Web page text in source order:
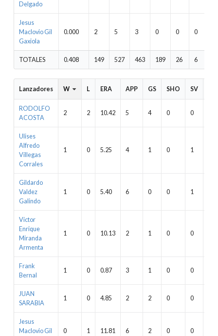
Delgado
Jesus
Maclovio Gil
Gaxiola
0.000 2 5 3 0 0 0
TOTALES 0.408 149 527 463 189 26 6
Lanzadores W L ERA APP GS SHO SV
RODOLFO
ACOSTA
2 2 10.42 5 4 0 0
Ulises
Alfredo
Villegas
Corrales
1 0 5.25 4 1 0 1
Gildardo
Valdez
Galindo
1 0 5.40 6 0 0 1
Victor
Enrique
Miranda
Armenta
1 0 10.13 2 1 0 0
Frank
Bernal
1 0 0.87 3 1 0 0
JUAN
SARABIA
1 0 4.85 2 2 0 0
Jesus
Maclovio Gil
0 1 11.81 6 2 0 0